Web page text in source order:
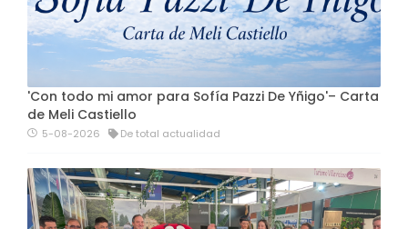
'Con todo mi amor para Sofía Pazzi De Yñigo'– Carta
de Meli Castiello
5-08-2026 De total actualidad